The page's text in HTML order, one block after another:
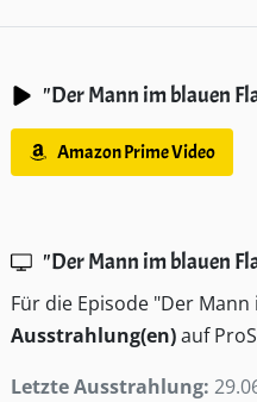
"Der Mann im blauen
Amazon Prime Video
"Der Mann im blauen
Für die Episode "Der
Ausstrahlung(en)auf
Letzte Ausstrahlung: